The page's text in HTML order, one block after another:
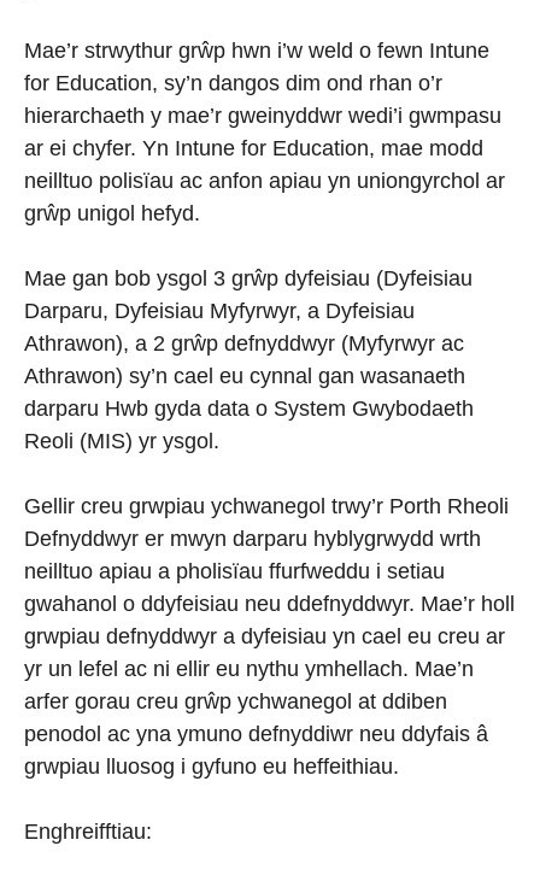
Mae’r strwythur grŵp hwn i’w weld o fewn Intune
for Education, sy’n dangos dim ond rhan o’r
hierarchaeth y mae’r gweinyddwr wedi’i gwmpasu
ar ei chyfer. Yn Intune for Education, mae modd
neilltuo polisïau ac anfon apiau yn uniongyrchol ar
grŵp unigol hefyd.
Mae gan bob ysgol 3 grŵp dyfeisiau (Dyfeisiau
Darparu, Dyfeisiau Myfyrwyr, a Dyfeisiau
Athrawon), a 2 grŵp defnyddwyr (Myfyrwyr ac
Athrawon) sy’n cael eu cynnal gan wasanaeth
darparu Hwb gyda data o System Gwybodaeth
Reoli (MIS) yr ysgol.
Gellir creu grwpiau ychwanegol trwy’r Porth Rheoli
Defnyddwyr er mwyn darparu hyblygrwydd wrth
neilltuo apiau a pholisïau ffurfweddu i setiau
gwahanol o ddyfeisiau neu ddefnyddwyr. Mae’r holl
grwpiau defnyddwyr a dyfeisiau yn cael eu creu ar
yr un lefel ac ni ellir eu nythu ymhellach. Mae’n
arfer gorau creu grŵp ychwanegol at ddiben
penodol ac yna ymuno defnyddiwr neu ddyfais â
grwpiau lluosog i gyfuno eu heffeithiau.
Enghreifftiau: